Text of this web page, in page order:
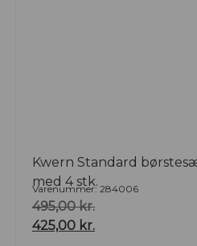
Kwern Standard
med 4 stk.
Varenummer: 284006
495,00kr.
425,00 kr.